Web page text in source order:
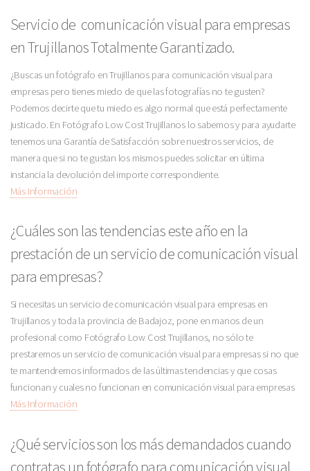
Servicio de comunicación visual para empresas
en Trujillanos Totalmente Garantizado.
¿Buscas un fotógrafo en Trujillanos para comunicación visual para
empresas pero tienes miedo de que las fotografías no te gusten?
Podemos decirte que tu miedo es algo normal que está perfectamente
justicado. En Fotógrafo Low Cost Trujillanos lo sabemos y para ayudarte
tenemos una Garantía de Satisfacción sobre nuestros servicios, de
manera que si no te gustan los mismos puedes solicitar en última
instancia la devolución del importe correspondiente.
Más Información
¿Cuáles son las tendencias este año en la
prestación de un servicio de comunicación visual
para empresas?
Si necesitas un servicio de comunicación visual para empresas en
Trujillanos y toda la provincia de Badajoz, pone en manos de un
profesional como Fotógrafo Low Cost Trujillanos, no sólo te
prestaremos un servicio de comunicación visual para empresas si no que
te mantendremos informados de las últimas tendencias y que cosas
funcionan y cuales no funcionan en comunicación visual para empresas
Más Información
¿Qué servicios son los más demandados cuando
contratas un fotógrafo para comunicación visual